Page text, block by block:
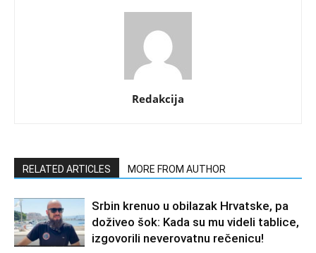
Redakcija
RELATED ARTICLES MORE FROM AUTHOR
Srbin krenuo u obilazak Hrvatske, pa
doživeo šok: Kada su mu videli tablice,
izgovorili neverovatnu rečenicu!